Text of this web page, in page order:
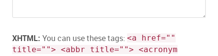
XHTML: You can use these tags: <a href=""
title=""> <abbr title=""> <acronym